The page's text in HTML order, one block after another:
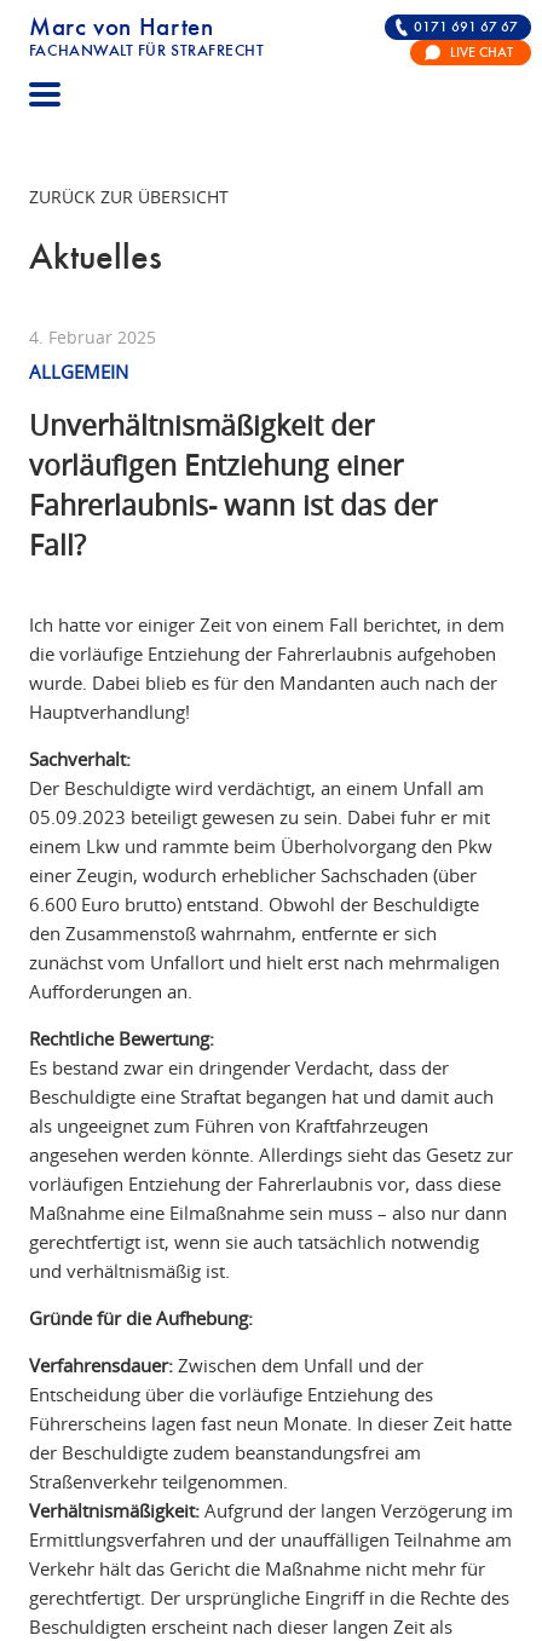
Marc von Harten
FACHANWALT FÜR STRAFRECHT
STRAFRECHT | RECHTSANWALT FÜR DIE
0171 691 67 67
LIVE CHAT
ZURÜCK ZUR ÜBERSICHT
Aktuelles
4. Februar 2025
ALLGEMEIN
Unverhältnismäßigkeit der
vorläufigen Entziehung einer
Fahrerlaubnis- wann ist das der
Fall?
Ich hatte vor einiger Zeit von einem Fall berichtet, in dem
die vorläufige Entziehung der Fahrerlaubnis aufgehoben
wurde. Dabei blieb es für den Mandanten auch nach der
Hauptverhandlung!
Sachverhalt:
Der Beschuldigte wird verdächtigt, an einem Unfall am
05.09.2023 beteiligt gewesen zu sein. Dabei fuhr er mit
einem Lkw und rammte beim Überholvorgang den Pkw
einer Zeugin, wodurch erheblicher Sachschaden (über
6.600 Euro brutto) entstand. Obwohl der Beschuldigte
den Zusammenstoß wahrnahm, entfernte er sich
zunächst vom Unfallort und hielt erst nach mehrmaligen
Aufforderungen an.
Rechtliche Bewertung:
Es bestand zwar ein dringender Verdacht, dass der
Beschuldigte eine Straftat begangen hat und damit auch
als ungeeignet zum Führen von Kraftfahrzeugen
angesehen werden könnte. Allerdings sieht das Gesetz zur
vorläufigen Entziehung der Fahrerlaubnis vor, dass diese
Maßnahme eine Eilmaßnahme sein muss – also nur dann
gerechtfertigt ist, wenn sie auch tatsächlich notwendig
und verhältnismäßig ist.
Gründe für die Aufhebung:
Verfahrensdauer:Zwischen dem Unfall und der
Entscheidung über die vorläufige Entziehung des
Führerscheins lagen fast neun Monate. In dieser Zeit hatte
der Beschuldigte zudem beanstandungsfrei am
Straßenverkehr teilgenommen.
Verhältnismäßigkeit:Aufgrund der langen Verzögerung im
Ermittlungsverfahren und der unauffälligen Teilnahme am
Verkehr hält das Gericht die Maßnahme nicht mehr für
gerechtfertigt. Der ursprüngliche Eingriff in die Rechte des
Beschuldigten erscheint nach dieser langen Zeit als